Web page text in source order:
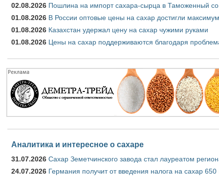
02.08.2026 Пошлина на импорт сахара-сырца в Таможенный
01.08.2026 В России оптовые цены на сахар достигли
01.08.2026 Казахстан удержал цену на сахар чужими руками
01.08.2026 Цены на сахар поддерживаются благодаря
Аналитика и интересное о сахаре
31.07.2026 Сахар Земетчинского завода стал лауреатом
24.07.2026 Германия получит от введения налога на сахар